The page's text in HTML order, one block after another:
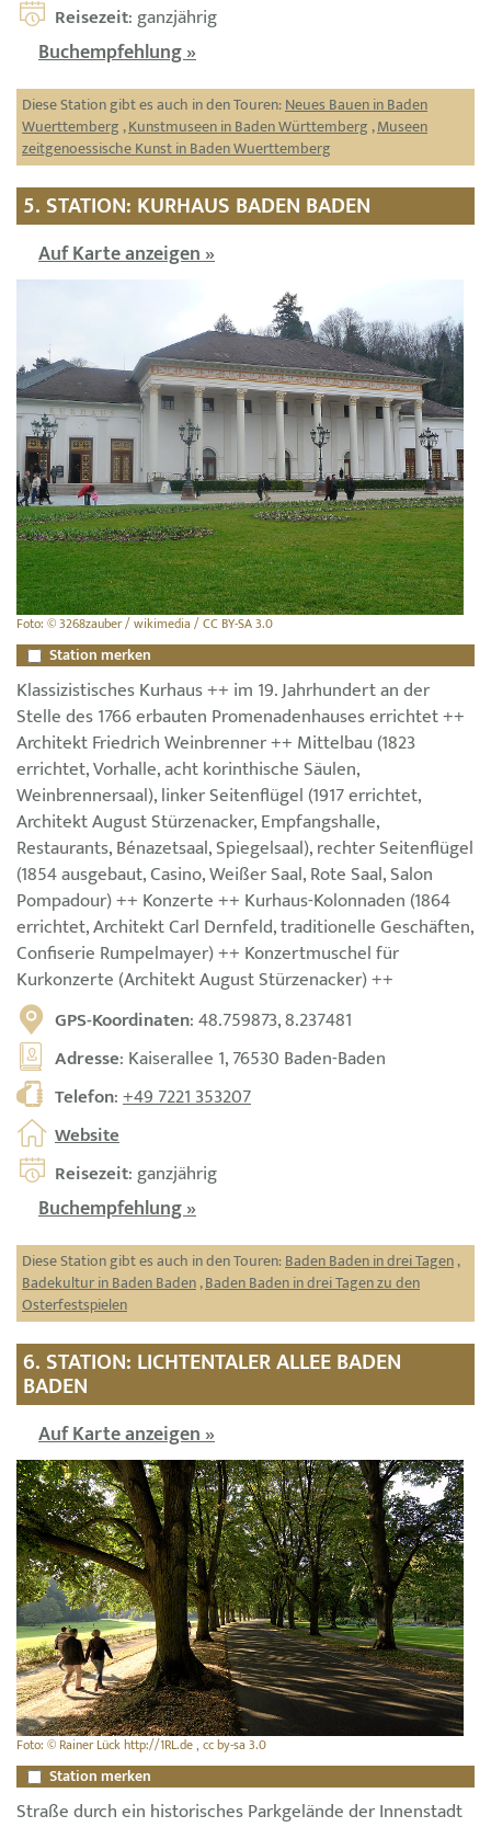
Reisezeit: ganzjährig
Buchempfehlung »
Diese Station gibt es auch in den Touren:Neues Bauen in Baden
Wuerttemberg ,Kunstmuseen in Baden Württemberg ,Museen
zeitgenoessische Kunst in Baden Wuerttemberg
5. STATION: KURHAUS BADEN BADEN
Auf Karte anzeigen »
Foto: © 3268zauber / wikimedia / CC BY-SA 3.0
Station merken
Klassizistisches Kurhaus ++ im 19. Jahrhundert an der
Stelle des 1766 erbauten Promenadenhauses errichtet ++
Architekt Friedrich Weinbrenner ++ Mittelbau (1823
errichtet, Vorhalle, acht korinthische Säulen,
Weinbrennersaal), linker Seitenflügel (1917 errichtet,
Architekt August Stürzenacker, Empfangshalle,
Restaurants, Bénazetsaal, Spiegelsaal), rechter Seitenflügel
(1854 ausgebaut, Casino, Weißer Saal, Rote Saal, Salon
Pompadour) ++ Konzerte ++ Kurhaus-Kolonnaden (1864
errichtet, Architekt Carl Dernfeld, traditionelle Geschäften,
Confiserie Rumpelmayer) ++ Konzertmuschel für
Kurkonzerte (Architekt August Stürzenacker) ++
GPS-Koordinaten: 48.759873, 8.237481
Adresse: Kaiserallee 1, 76530 Baden-Baden
Telefon:+49 7221 353207
Website
Reisezeit: ganzjährig
Buchempfehlung »
Diese Station gibt es auch in den Touren:Baden Baden in drei Tagen,
Badekultur in Baden Baden,Baden Baden in drei Tagen zu den
Osterfestspielen
6. STATION: LICHTENTALER ALLEE BADEN
BADEN
Auf Karte anzeigen »
Foto: © Rainer Lück http://1RL.de , cc by-sa 3.0
Station merken
Straße durch ein historisches Parkgelände der Innenstadt